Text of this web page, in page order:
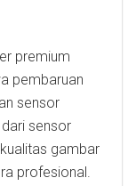
premium
pembaruan
sensor
sensor
gambar
profesional.